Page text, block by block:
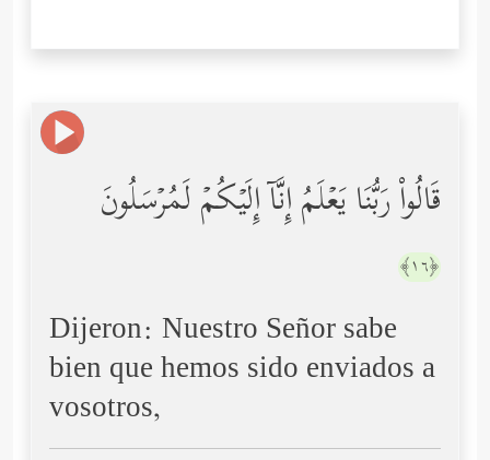
قَالُواْ رَبُّنَا یَعۡلَمُ إِنَّاۤ إِلَیۡكُمۡ لَمُرۡسَلُونَ
﴿١٦﴾
Dijeron: Nuestro Señor sabe
bien que hemos sido enviados a
vosotros,